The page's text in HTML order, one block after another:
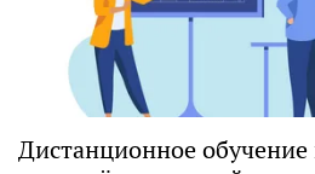
Дистанционное обучение